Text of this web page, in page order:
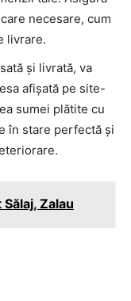
necesare, cum
livrare.
și livrată, va
afișată pe site-
sumei plătite cu
în stare perfectă și
Zalau